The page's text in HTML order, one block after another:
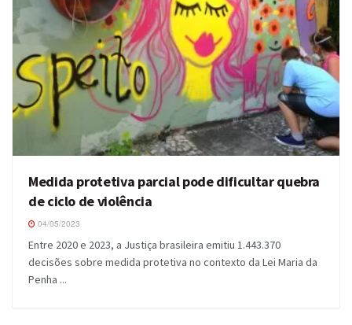
Medida protetiva parcial pode dificultar quebra
de ciclo de violência
04/05/2023
Entre 2020 e 2023, a Justiça brasileira emitiu 1.443.370
decisões sobre medida protetiva no contexto da Lei Maria da
Penha ...